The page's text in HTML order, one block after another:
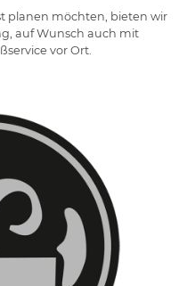
planen möchten, bieten wir
auf Wunsch auch mit
vor Ort.